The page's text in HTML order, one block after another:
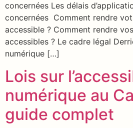
concernées Les délais
concernées Comment rendre
accessible ? Comment rendre
accessibles ? Le cadre légal
numérique […]
Lois sur
numérique au
guide complet